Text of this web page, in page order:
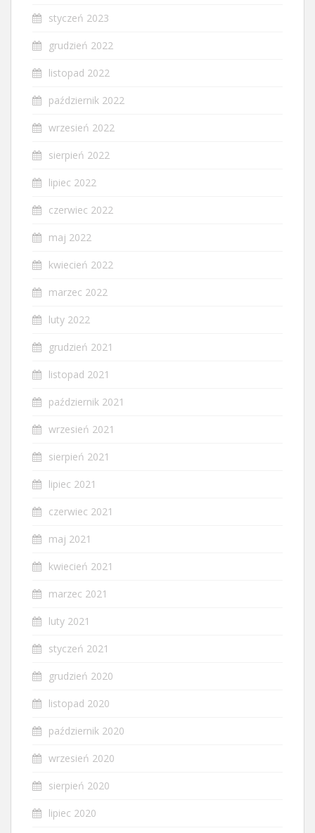
styczeń 2023
grudzień 2022
listopad 2022
październik 2022
wrzesień 2022
sierpień 2022
lipiec 2022
czerwiec 2022
maj 2022
kwiecień 2022
marzec 2022
luty 2022
grudzień 2021
listopad 2021
październik 2021
wrzesień 2021
sierpień 2021
lipiec 2021
czerwiec 2021
maj 2021
kwiecień 2021
marzec 2021
luty 2021
styczeń 2021
grudzień 2020
listopad 2020
październik 2020
wrzesień 2020
sierpień 2020
lipiec 2020